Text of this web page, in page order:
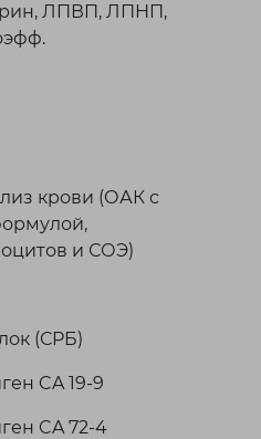
ЛПВП, ЛПНП,
крови (ОАК с
и СОЭ)
(СРБ)
CA 19-9
CA 72-4